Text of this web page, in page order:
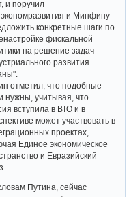
и поручил
и Минфину
конкретные шаги по
фискальной
на решение задач
развития
отметил, что подобные
нужны, учитывая, что
вступила в ВТО и в
может участвовать в
проектах,
Единое экономическое
и Евразийский
Путина, сейчас